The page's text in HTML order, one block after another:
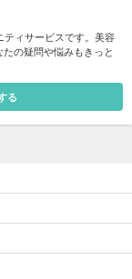
ティサービスです。美容
の疑問や悩みもきっと
る